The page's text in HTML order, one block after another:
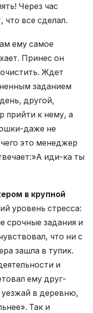
Через час
все сделал.
ему самое
Принес он
Ждет
заданием
другой,
прийти к нему, а
даже не
это менеджер
иди-ка ты
в крупной
уровень стресса:
срочные задания и
что ни с
зашла в тупик.
и
ему друг-
уезжай в деревню,
Так и